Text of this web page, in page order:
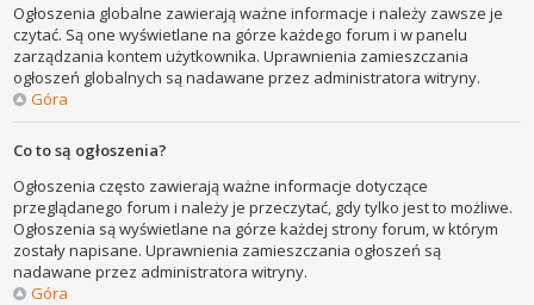
Ogłoszenia globalne zawierają ważne informacje i należy zawsze je
czytać. Są one wyświetlane na górze każdego forum i w panelu
zarządzania kontem użytkownika. Uprawnienia zamieszczania
ogłoszeń globalnych są nadawane przez administratora witryny.
Góra
Co to są ogłoszenia?
Ogłoszenia często zawierają ważne informacje dotyczące
przeglądanego forum i należy je przeczytać, gdy tylko jest to możliwe.
Ogłoszenia są wyświetlane na górze każdej strony forum, w którym
zostały napisane. Uprawnienia zamieszczania ogłoszeń są
nadawane przez administratora witryny.
Góra